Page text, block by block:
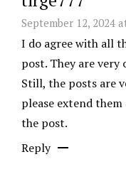
September 12, 2024
I do agree with all
post. They are
Still, the posts are
please extend
the post.
Reply